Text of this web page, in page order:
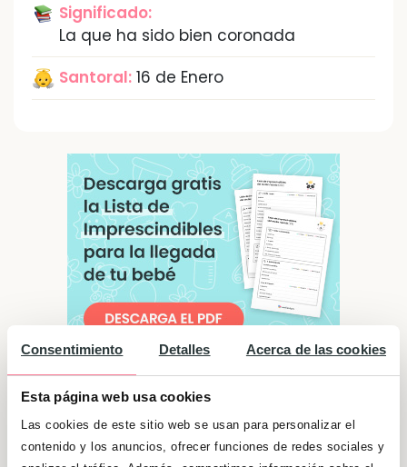
Consentimiento Detalles Acerca de las cookies
Esta página web usa cookies
Las cookies de este sitio web se usan para personalizar el
contenido y los anuncios, ofrecer funciones de redes sociales y
Significado:
La que ha sido bien coronada
Santoral: 16 de Enero
Significado de "Estefanía"
Son independientes y no necesitan a nadie